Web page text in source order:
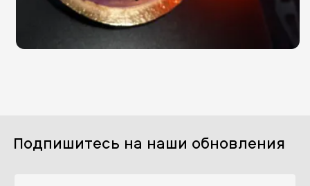
Подпишитесь на наши обновления